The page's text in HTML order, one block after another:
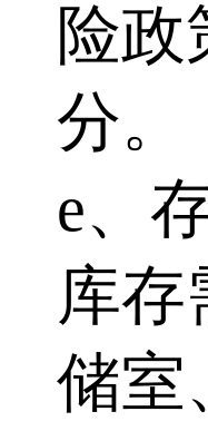
险政
分。
e、
库存
储室